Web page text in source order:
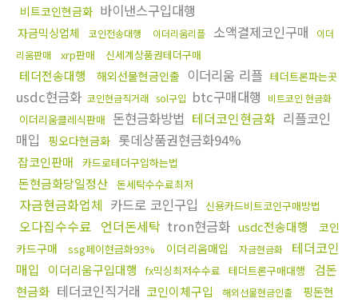
비트코인현금화 바이낸스구입대행
자금믹싱업체 코인전송대행 이더리움리플 소액결제코인구매
이더
리움판매
xrp판매 신세계상품권테더구매
테더전송대행 해외선물현금인출 이더리움 리플 테더트론파는곳
usdc현금화 코인현금직거래 sol구입 btc구매대행 비트코인 현금화
이더리움클레식판매 돈현금화방법 테더코인현금화 리플코인
매입
핑오다현금화 롯데상품권현금화94%
잡코인판매 카드로테더구입하는법
돈현금화당일정산 돈세탁수수료최저
자금현금화업체 카드로 코인구입 신용카드비트코인구매방법
오다집수수료 언더돈세탁 tron현금화 usdc전송대행
코인
카드구매
ssg페이현금화93% 이더리움매입 자금현금화
테더코인
매입
이더리움구입대행 fx믹싱최저수수료 테더트론구매대행
검돈
현금화 테더코인직거래 코인이체구입 해외선물현금인출
핑돈현